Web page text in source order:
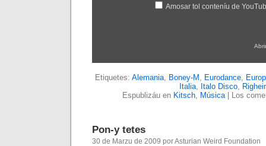
Amosar tol conteníu de
Etiquetes: Alemania, Boney-M , Eurodance,
Italia, Italo Disco,
Espublizáu en Kitsch, Música| Los
Pon-y tetes
30 de Marzu de 2009 por Asturian Weird Foundation